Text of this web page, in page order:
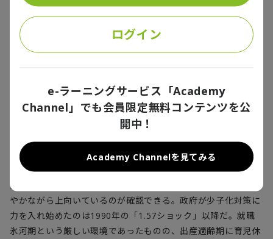
就職氷河期世代の出生率は緩やかに上向い
少子化対策が出生率にどう影響するのかを調べるため、女性の
生まれた年ごとの出生率を追跡してみると、一定の政策効果が
あった可能性が示された。図表④は、1960～79年生まれの女
性を対象に、15～44歳の出生率を累積したデータだ。就職氷
河期（生まれ年は1970～1982年頃）に該当する層の出生率は
前の世代から続いた低下傾向が下げ止まって、後期の世代は緩
やかながら上向いているのが確認できる。政府が少子化対策に
力を入れ始めたのは1990年の「1.57ショック」以降だ。就職
氷河期という厳しい環境であったものの、出産適齢期に育児休
ログイン
e-ラーニングサービス「Academy
Channel」でも会員限定無料コンテンツを公
開中！
Academy Channelを見てみる